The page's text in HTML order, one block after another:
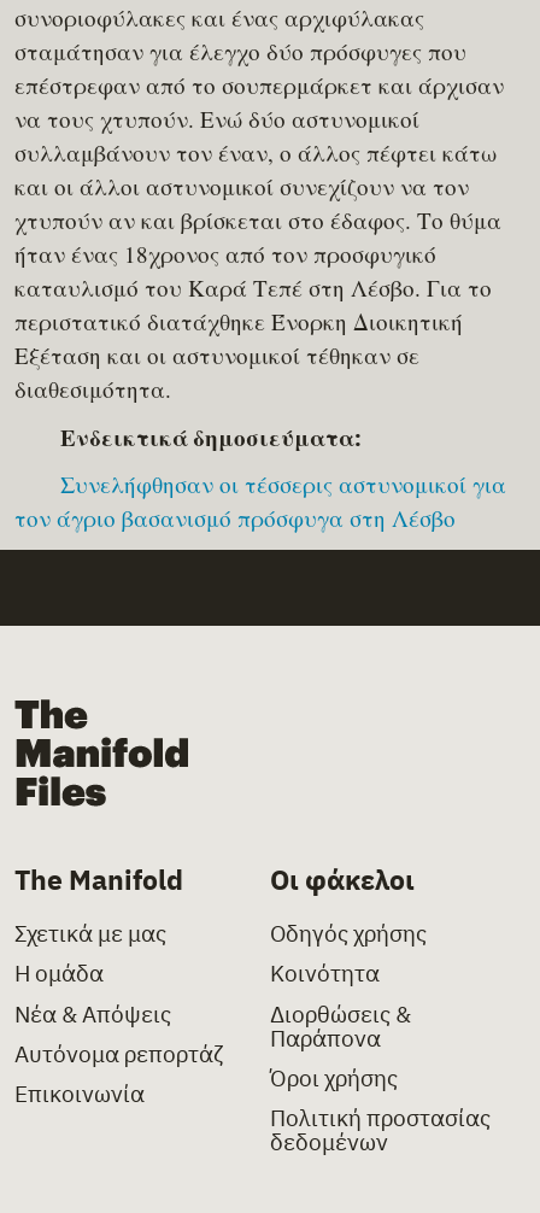
συνοριοφύλακες και ένας αρχιφύλακας
σταμάτησαν για έλεγχο δύο πρόσφυγες που
επέστρεφαν από το σουπερμάρκετ και άρχισαν
να τους χτυπούν. Ενώ δύο αστυνομικοί
συλλαμβάνουν τον έναν, ο άλλος πέφτει κάτω
και οι άλλοι αστυνομικοί συνεχίζουν να τον
χτυπούν αν και βρίσκεται στο έδαφος. Το θύμα
ήταν ένας 18χρονος από τον προσφυγικό
καταυλισμό του Καρά Τεπέ στη Λέσβο. Για το
περιστατικό διατάχθηκε Ένορκη Διοικητική
Εξέταση και οι αστυνομικοί τέθηκαν σε
διαθεσιμότητα.
Ενδεικτικά δημοσιεύματα:
Συνελήφθησαν οι τέσσερις αστυνομικοί για
τον άγριο βασανισμό πρόσφυγα στη Λέσβο
The Manifold Files
The Manifold
Σχετικά με μας
Η ομάδα
Νέα & Απόψεις
Αυτόνομα ρεπορτάζ
Επικοινωνία
Οι φάκελοι
Οδηγός χρήσης
Κοινότητα
Διορθώσεις &
Παράπονα
Όροι χρήσης
Πολιτική προστασίας
δεδομένων